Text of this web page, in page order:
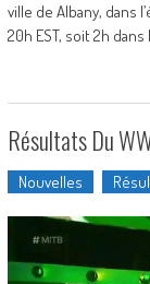
ville de Albany, dans
20h EST, soit 2h
Résultats Du
Nouvelles